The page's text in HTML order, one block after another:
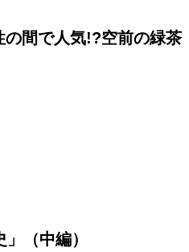
の間で人気!?空前の緑茶
（中編）